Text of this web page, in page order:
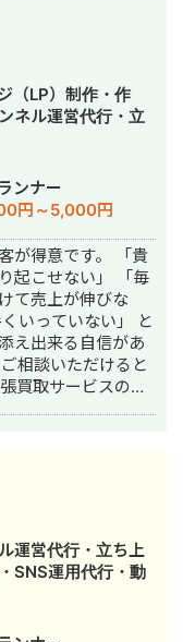
めに対応を心がけ
365日対応が可能
、かなりの施術名
療広告
法にも対応した知
対応しておりま
半年） ・美容施術
・新規患者数PV
年で新規患者数が
（LP）制作・作
ネル運営代行・立
SNS運用代行・記
ィング・ホームペ
スティング広告運
ディア制作・構
ンナー
円～5,000円
得意です。 「貴
起こせない」 「毎
て売上が伸びな
いっていない」 と
え出来る自信があ
相談いただけると
員7名）にインター
件獲得に向けた自
広告運用・LP制
ネル運用・メール
を担当。 2022年3
数学科卒。 2022
会社勤務。人材
に担当。 2024年11
運営代行・立ち上
SNS運用代行・動